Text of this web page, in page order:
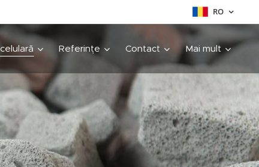
RO
Referințe Contact Mai mult